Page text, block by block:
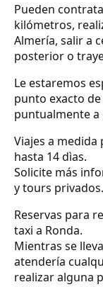
Pueden
kilómetros,
Almería, salir a
posterior o
Le estaremos
punto exacto
puntualmente a
Viajes a medida
hasta 14 dìas.
Solicite más
y tours privados.
Reservas para
taxi a Ronda.
Mientras se
atendería
realizar alguna